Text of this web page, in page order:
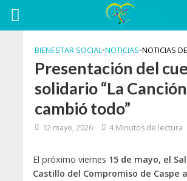
BIENESTAR SOCIAL•NOTICIAS•NOTICIAS
Presentación del
solidario “La
cambió todo”
12 mayo, 2026 4 Minutos de lectura
El próximo viernes 15 de mayo, el
Castillo del Compromiso de Caspe